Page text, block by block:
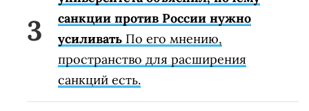
санкции против России нужно
усиливать По его мнению,
пространство для расширения
санкций есть.